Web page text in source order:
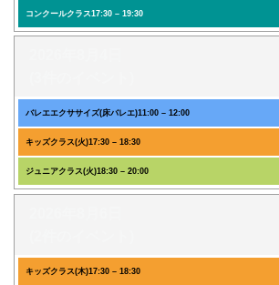
コンクールクラス17:30 – 19:30
バレエエクササイズ(床バレエ)11:00 – 12:00
キッズクラス(火)17:30 – 18:30
ジュニアクラス(火)18:30 – 20:00
キッズクラス(木)17:30 – 18:30